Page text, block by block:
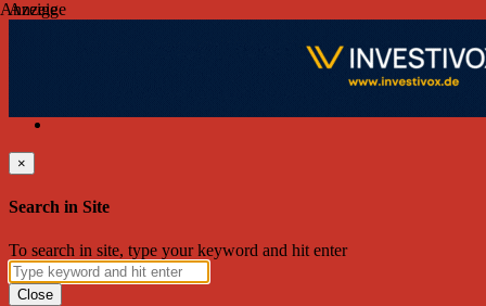
Subscribe to RSS
×
Search in Site
To search in site, type your keyword and hit enter
Close
Anzeige
Anzeige